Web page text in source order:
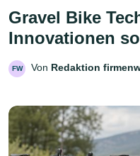
Gravel Bike
Innovationen
FW Von Redaktion